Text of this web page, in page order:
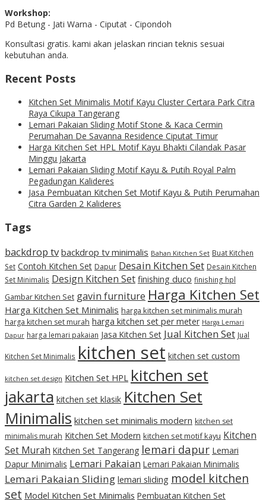
Workshop:
Pd Betung - Jati Warna - Ciputat - Cipondoh
Konsultasi gratis. kami akan jelaskan rincian teknis sesuai
kebutuhan anda.
Recent Posts
Kitchen Set Minimalis Motif Kayu Cluster Certara Park Citra
Raya Cikupa Tangerang
Lemari Pakaian Sliding Motif Stone & Kaca Cermin
Perumahan De Savanna Residence Ciputat Timur
Harga Kitchen Set HPL Motif Kayu Bhakti Cilandak Pasar
Minggu Jakarta
Lemari Pakaian Sliding Motif Kayu & Putih Royal Palm
Pegadungan Kalideres
Jasa Pembuatan Kitchen Set Motif Kayu & Putih Perumahan
Citra Garden 2 Kalideres
Tags
backdrop tv backdrop tv minimalis Bahan Kitchen Set Buat Kitchen
Set Contoh Kitchen Set Dapur Desain Kitchen Set Desain Kitchen
Set Minimalis Design Kitchen Set finishing duco finishing hpl
Gambar Kitchen Set gavin furniture Harga Kitchen Set
Harga Kitchen Set Minimalis harga kitchen set minimalis murah
harga kitchen set murah harga kitchen set per meter Harga Lemari
Dapur harga lemari pakaian Jasa Kitchen Set Jual Kitchen Set Jual
Kitchen Set Minimalis kitchen set kitchen set custom
kitchen set design Kitchen Set HPL kitchen set
jakarta kitchen set klasik Kitchen Set
Minimalis kitchen set minimalis modern kitchen set
minimalis murah Kitchen Set Modern kitchen set motif kayu Kitchen
Set Murah Kitchen Set Tangerang lemari dapur Lemari
Dapur Minimalis Lemari Pakaian Lemari Pakaian Minimalis
Lemari Pakaian Sliding lemari sliding model kitchen
set Model Kitchen Set Minimalis Pembuatan Kitchen Set